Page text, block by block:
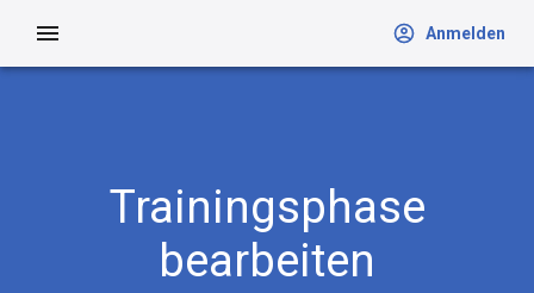
Anmelden
Trainingsphase
bearbeiten